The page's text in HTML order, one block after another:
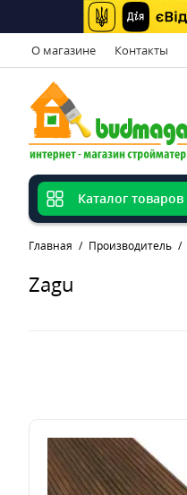
О магазине Контакты
Главная Производитель
Zagu
Каталог товаров